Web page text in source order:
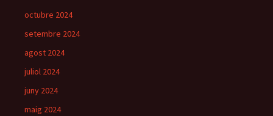
octubre 2024
setembre 2024
agost 2024
juliol 2024
juny 2024
maig 2024